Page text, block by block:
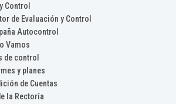
Control
de Evaluación y Control
Autocontrol
Vamos
de control
y planes
de Cuentas
la Rectoría